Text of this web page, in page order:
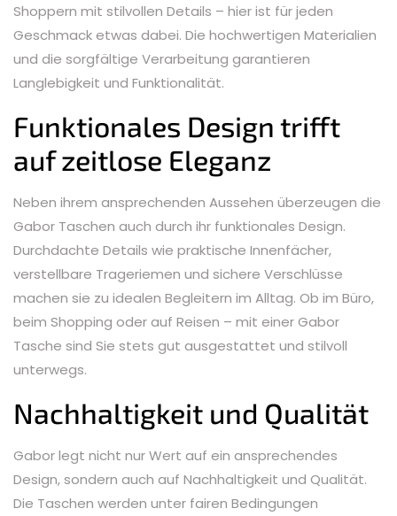
Shoppern mit stilvollen Details – hier ist für jeden
Geschmack etwas dabei. Die hochwertigen Materialien
und die sorgfältige Verarbeitung garantieren
Langlebigkeit und Funktionalität.
Funktionales Design trifft
auf zeitlose Eleganz
Neben ihrem ansprechenden Aussehen überzeugen die
Gabor Taschen auch durch ihr funktionales Design.
Durchdachte Details wie praktische Innenfächer,
verstellbare Trageriemen und sichere Verschlüsse
machen sie zu idealen Begleitern im Alltag. Ob im Büro,
beim Shopping oder auf Reisen – mit einer Gabor
Tasche sind Sie stets gut ausgestattet und stilvoll
unterwegs.
Nachhaltigkeit und Qualität
Gabor legt nicht nur Wert auf ein ansprechendes
Design, sondern auch auf Nachhaltigkeit und Qualität.
Die Taschen werden unter fairen Bedingungen